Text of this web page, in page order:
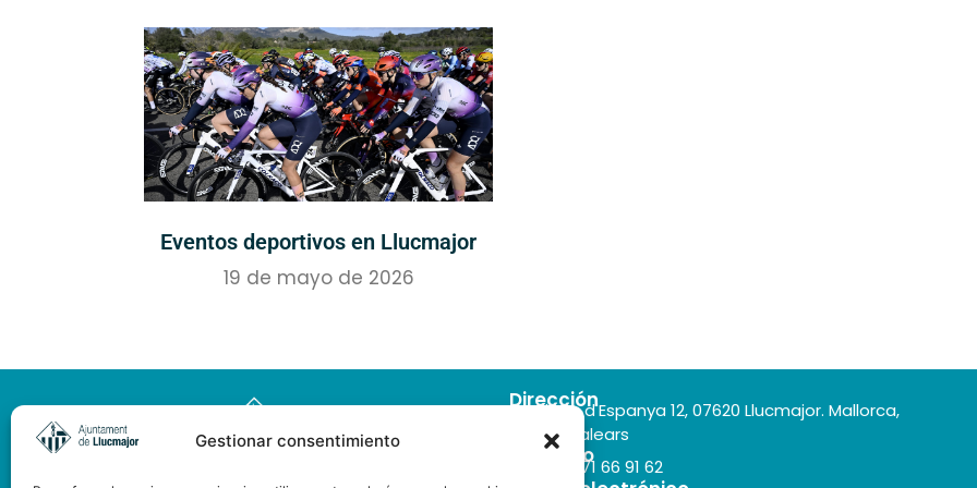
Gestionar consentimiento
Eventos deportivos en Llucmajor
19 de mayo de 2026
Dirección
Plaça d'Espanya 12, 07620 Llucmajor. Mallorca,
Illes Balears
Teléfono
+34 971 66 91 62